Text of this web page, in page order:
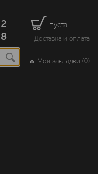
пуста
Доставка и оплата
Мои закладки (0)